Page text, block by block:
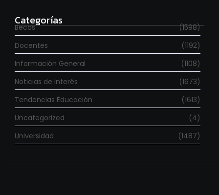
Categorías
Becas
(1598)
Docentes
(1192)
Información General
(1108)
Noticias de Interés
(1673)
Tendencias Educación
(1613)
Uncategorized
(4)
Universidad
(1487)